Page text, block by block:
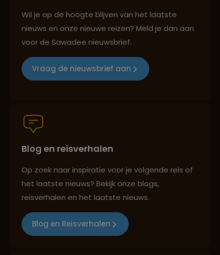
Reizen met oog voor mens, cultuur en milieu
Persoonlijk en deskundig reisadvies
Best beoordeelde reisroutes
Wil je op de hoogte blijven van het laatste
nieuws en onze nieuwe reizen? Meld je dan aan
voor de Sawadee nieuwsbrief.
Vraag de nieuwsbrief aan
Blog en reisverhalen
Op zoek naar inspiratie voor je volgende reis of
het laatste nieuws? Bekijk onze blogs,
reisverhalen en het laatste nieuws.
Blog en Reisverhalen